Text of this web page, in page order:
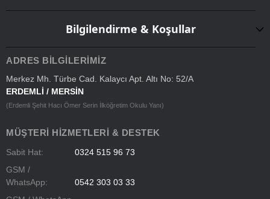
Bilgilendirme & Koşullar
ADRES BILGILERIMIZ
Merkez Mh. Türbe Cad. Kalaycı Apt. Altı No: 52/A
ERDEMLİ / MERSİN
(Erdemli Şehit Hacı Ömer Serin İlköğretim Okulu Yanı)
MÜŞTERI HIZMETLERI & DESTEK
Sabit Hat:
0324 515 96 73
GSM /
WhatsApp:
0542 303 03 33